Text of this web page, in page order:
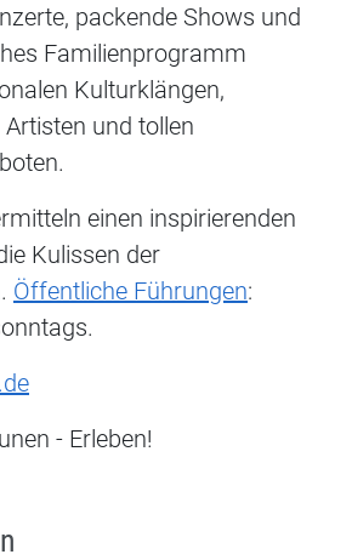
packende Shows und
Familienprogramm
Kulturklängen,
und tollen
einen inspirierenden
Kulissen der
Öffentliche Führungen:
- Erleben!